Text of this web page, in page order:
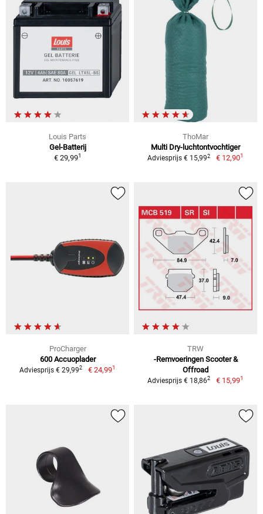
Louis Parts
Gel-Batterij
€ 29,991
ThoMar
Multi Dry-luchtontvochtiger
Adviesprijs € 15,992 € 12,901
ProCharger
600 Accuoplader
Adviesprijs € 29,992 € 24,991
TRW
-Remvoeringen Scooter &
Offroad
Adviesprijs € 18,862 € 15,991